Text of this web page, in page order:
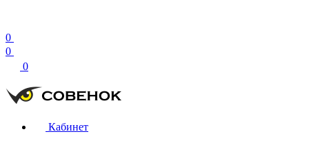
0
0
0
Кабинет